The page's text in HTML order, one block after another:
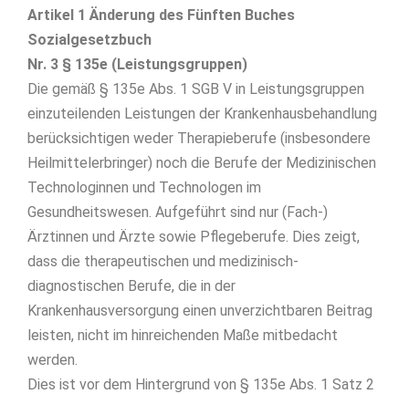
Artikel 1 Änderung des Fünften Buches
Sozialgesetzbuch
Nr. 3 § 135e (Leistungsgruppen)
Die gemäß § 135e Abs. 1 SGB V in Leistungsgruppen
einzuteilenden Leistungen der Krankenhausbehandlung
berücksichtigen weder Therapieberufe (insbesondere
Heilmittelerbringer) noch die Berufe der Medizinischen
Technologinnen und Technologen im
Gesundheitswesen. Aufgeführt sind nur (Fach-)
Ärztinnen und Ärzte sowie Pflegeberufe. Dies zeigt,
dass die therapeutischen und medizinisch-
diagnostischen Berufe, die in der
Krankenhausversorgung einen unverzichtbaren Beitrag
leisten, nicht im hinreichenden Maße mitbedacht
werden.
Dies ist vor dem Hintergrund von § 135e Abs. 1 Satz 2